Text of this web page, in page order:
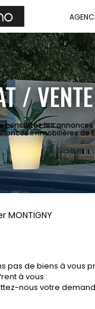
/
consultez les annonces
immobilières de
MONTIGNY
pas de biens à vous
à vous :
nous votre